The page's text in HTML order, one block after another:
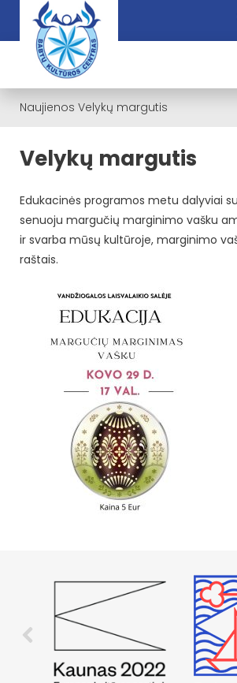
Naujienos Velykų margutis
Velykų margutis
Edukacinės programos metu dalyviai
senuoju margučių marginimo vašku
ir svarba mūsų kultūroje, marginimo
raštais.